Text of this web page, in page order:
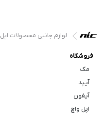
لوازم جانبی محصولات اپل
فروشگاه
مک
آیپد
آیفون
اپل واچ